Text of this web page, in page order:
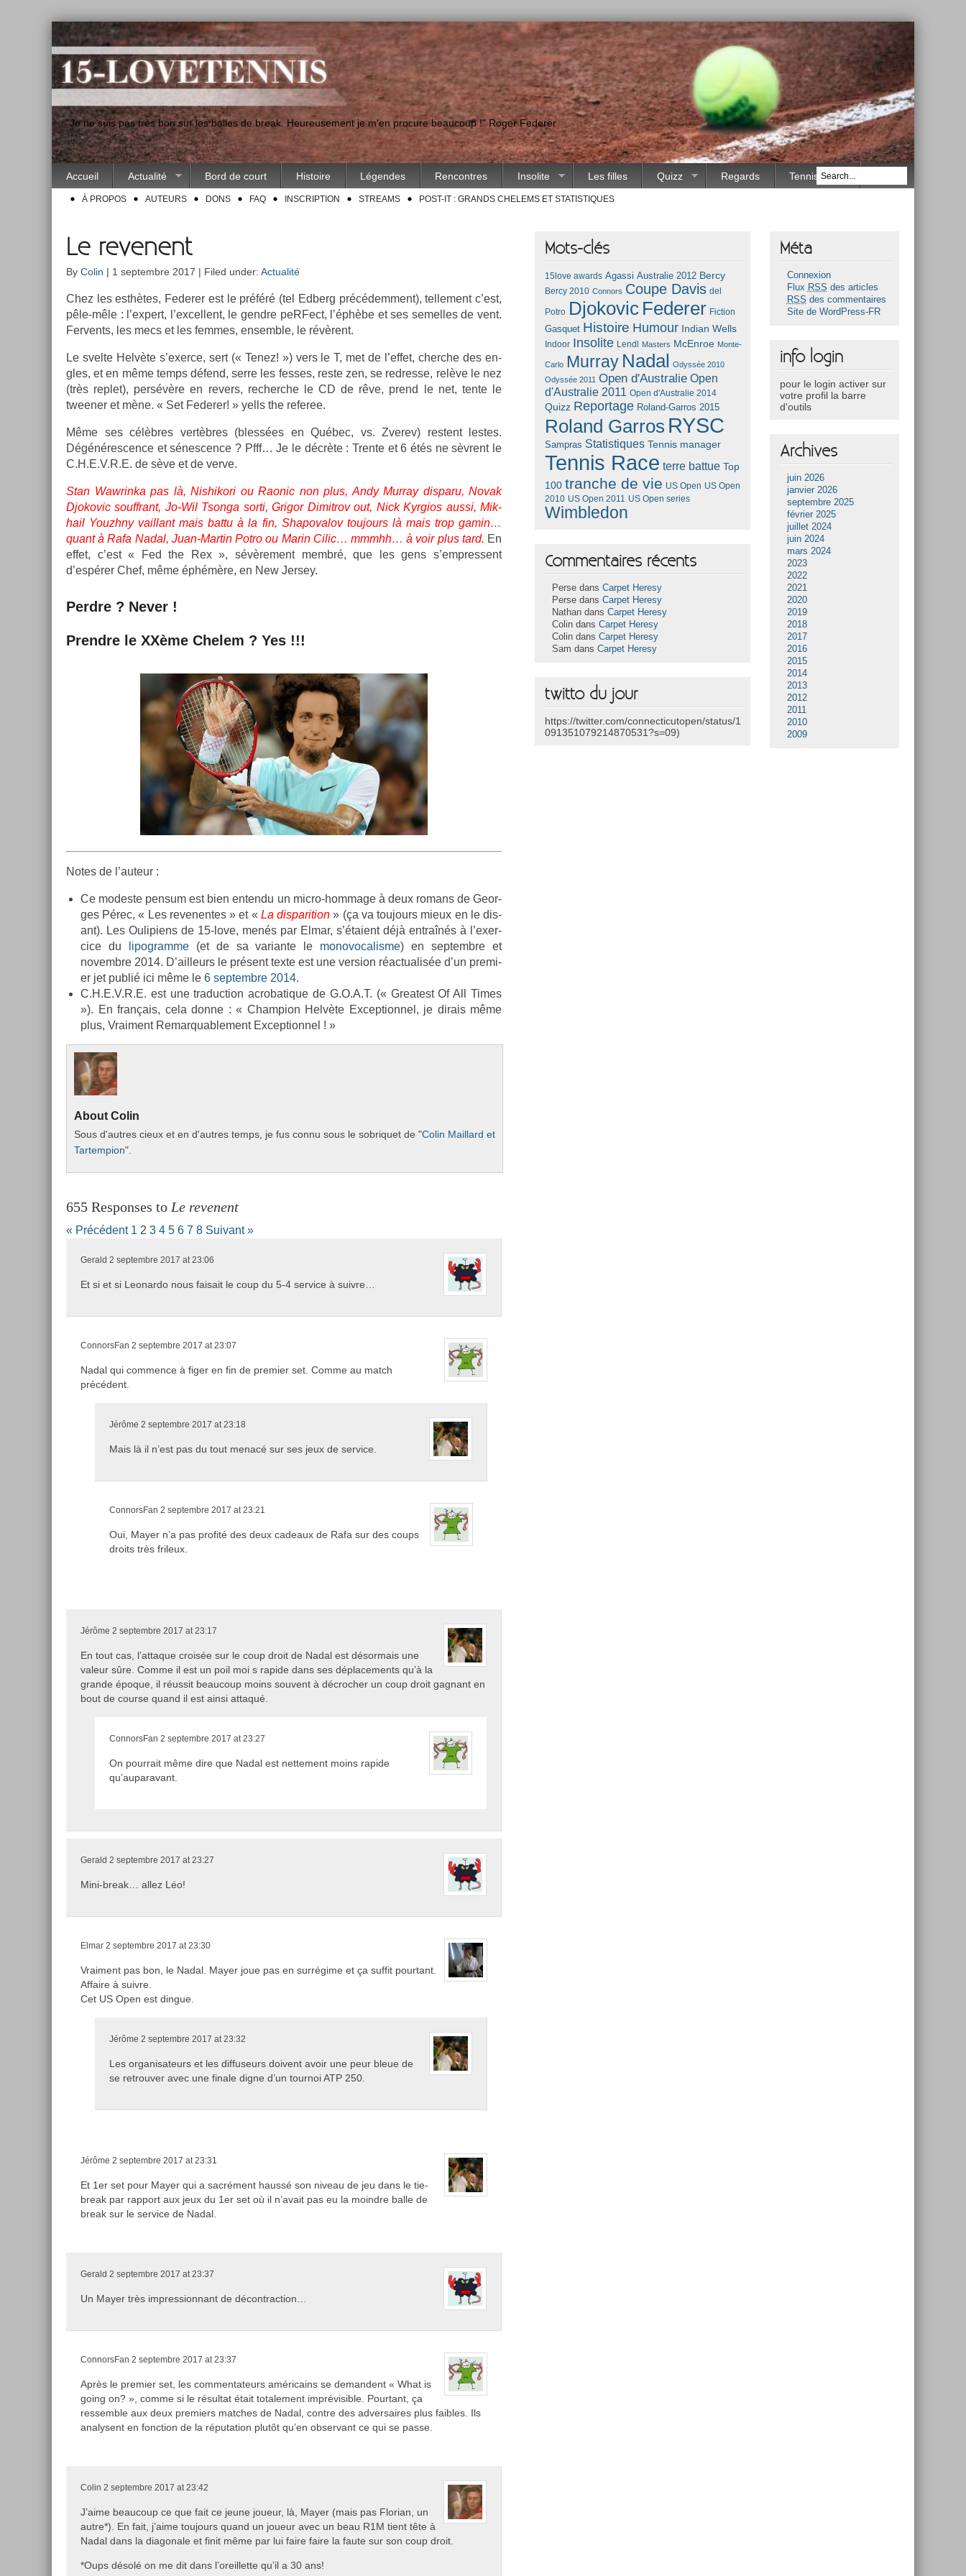
"Je ne suis pas très bon sur les balles de break. Heureusement je m'en procure beaucoup !" Roger Federer
Accueil Actualité Bord de court Histoire Légendes Rencontres Insolite Les filles Quizz Regards Tennis Race
À PROPOS AUTEURS DONS FAQ INSCRIPTION STREAMS POST-IT : GRANDS CHELEMS ET STATISTIQUES
Le revenent
By Colin | 1 septembre 2017 | Filed under: Actualité
Chez les esthètes, Feder­er est le préféré (tel Ed­berg précédem­ment), tel­le­ment c’est,
pêle-mêle : l’ex­pert, l’ex­cellent, le gendre peR­Fect, l’éphèbe et ses semel­les de vent.
Fer­vents, les mecs et les fem­mes, en­semble, le révèrent.
Le svel­te Helvète s’exer­ce, sert (« Tenez! ») vers le T, met de l’effet, cherche des en­
gles, et en même temps défend, serre les fes­ses, reste zen, se re­dres­se, relève le nez
(très re­plet), persévère en re­v­ers, re­cherche le CD de rêve, prend le net, tente le
tween­er et mène. « Set Feder­er! » yells the re­feree.
Même ses célèbres vertèbres (blessées en Québec, vs. Zverev) re­stent les­tes.
Dégénéresc­ence et sénesc­ence ? Pfff… Je le décrète : Tren­te et 6 étés ne sèvrent le
C.H.E.V.R.E. de sève et de verve.
Stan Waw­rinka pas là, Nis­hikori ou Raonic non plus, Andy Mur­ray dis­paru, Novak
Djokovic souffrant, Jo-Wil Tson­ga sorti, Grigor Di­mit­rov out, Nick Kyr­gios aussi, Mik­
hail Youzhny vail­lant mais battu à la fin, Shapovalov toujours là mais trop gamin…
quant à Rafa Nadal, Juan-Martin Potro ou Marin Cilic… mmmhh… à voir plus tard. En
effet, c’est « Fed the Rex », sévère­ment membré, que les gens s’empres­sent
d’espérer Chef, même éphémère, en New Jer­sey.
Per­dre ? Never !
Pre­ndre le XXème Chelem ? Yes !!!
Notes de l’auteur :
Ce modes­te pen­sum est bien en­ten­du un micro-hommage à deux romans de Geor­
ges Pérec, « Les re­venen­tes » et « La dis­pari­tion » (ça va toujours mieux en le dis­
ant). Les Oulipiens de 15-love, menés par Elmar, s’étaient déjà entraînés à l’exer­
cice du
li­pog­ramme (et de sa varian­te le mono­vocalis­me) en sep­tembre et
novembre 2014. D’ail­leurs le présent texte est une vers­ion réac­tualis­ée d’un pre­mi­
er jet publié ici même le 6 sep­tembre 2014.
C.H.E.V.R.E. est une traduc­tion ac­robatique de G.O.A.T. (« Greatest Of All Times
»). En français, cela donne : « Champ­ion Helvète Ex­cep­tion­nel, je di­rais même
plus, Vrai­ment Re­mar­quab­le­ment Ex­cep­tion­nel ! »
About Colin
Sous d'aut­res cieux et en d'aut­res temps, je fus connu sous le sob­riquet de "Colin Mail­lard et
Tar­temp­ion".
655 Responses to Le revenent
« Précédent 1 2 3 4 5 6 7 8 Suivant »
Gerald 2 septembre 2017 at 23:06
Et si et si Leonardo nous faisait le coup du 5-4 service à suivre…
ConnorsFan 2 septembre 2017 at 23:07
Nadal qui commence à figer en fin de premier set. Comme au match
précédent.
Jérôme 2 septembre 2017 at 23:18
Mais là il n’est pas du tout menacé sur ses jeux de service.
ConnorsFan 2 septembre 2017 at 23:21
Oui, Mayer n’a pas profité des deux cadeaux de Rafa sur des coups
droits très frileux.
Jérôme 2 septembre 2017 at 23:17
En tout cas, l’attaque croisée sur le coup droit de Nadal est désormais une
valeur sûre. Comme il est un poil moi s rapide dans ses déplacements qu’à la
grande époque, il réussit beaucoup moins souvent à décrocher un coup droit gagnant en
bout de course quand il est ainsi attaqué.
ConnorsFan 2 septembre 2017 at 23:27
On pourrait même dire que Nadal est nettement moins rapide
qu’auparavant.
Gerald 2 septembre 2017 at 23:27
Mini-break… allez Léo!
Elmar 2 septembre 2017 at 23:30
Vraiment pas bon, le Nadal. Mayer joue pas en surrégime et ça suffit pourtant.
Affaire à suivre.
Cet US Open est dingue.
Jérôme 2 septembre 2017 at 23:32
Les organisateurs et les diffuseurs doivent avoir une peur bleue de
se retrouver avec une finale digne d’un tournoi ATP 250.
Jérôme 2 septembre 2017 at 23:31
Et 1er set pour Mayer qui a sacrément haussé son niveau de jeu dans le tie-
break par rapport aux jeux du 1er set où il n’avait pas eu la moindre balle de
break sur le service de Nadal.
Gerald 2 septembre 2017 at 23:37
Un Mayer très impressionnant de décontraction…
ConnorsFan 2 septembre 2017 at 23:37
Après le premier set, les commentateurs américains se demandent « What is
going on? », comme si le résultat était totalement imprévisible. Pourtant, ça
ressemble aux deux premiers matches de Nadal, contre des adversaires plus faibles. Ils
analysent en fonction de la réputation plutôt qu’en observant ce qui se passe.
Colin 2 septembre 2017 at 23:42
J’aime beaucoup ce que fait ce jeune joueur, là, Mayer (mais pas Florian, un
autre*). En fait, j’aime toujours quand un joueur avec un beau R1M tient tête à
Nadal dans la diagonale et finit même par lui faire faire la faute sur son coup droit.
*Oups désolé on me dit dans l’oreillette qu’il a 30 ans!
Mots-clés
15love awards Agassi Australie 2012 Bercy
Bercy 2010 Connors Coupe Davis del
Potro Djokovic Federer Fiction
Gasquet Histoire Humour Indian Wells
Indoor Insolite Lendl Masters McEnroe Monte-
Carlo Murray Nadal
Odyssée 2010
Odyssée 2011 Open d'Australie Open
d'Australie 2011 Open d'Australie 2014
Quizz Reportage Roland-Garros 2015
Roland Garros RYSC
Sampras Statistiques Tennis manager
Tennis Race terre battue Top
100 tranche de vie US Open US Open
2010 US Open 2011 US Open series
Wimbledon
Commentaires récents
Perse dansCarpet Heresy
Perse dansCarpet Heresy
Nathan dansCarpet Heresy
Colin dansCarpet Heresy
Colin dansCarpet Heresy
Sam dansCarpet Heresy
twitto du jour
https://twitter.com/connecticutopen/status/1
091351079214870531?s=09)
Méta
Connexion
Flux RSS des articles
RSS des commentaires
Site de WordPress-FR
info login
pour le login activer sur
votre profil la barre
d'outils
Archives
juin 2026
janvier 2026
septembre 2025
février 2025
juillet 2024
juin 2024
mars 2024
2023
2022
2021
2020
2019
2018
2017
2016
2015
2014
2013
2012
2011
2010
2009